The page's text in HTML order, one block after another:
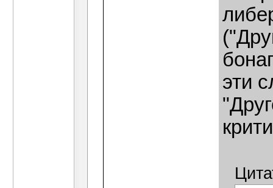
эти